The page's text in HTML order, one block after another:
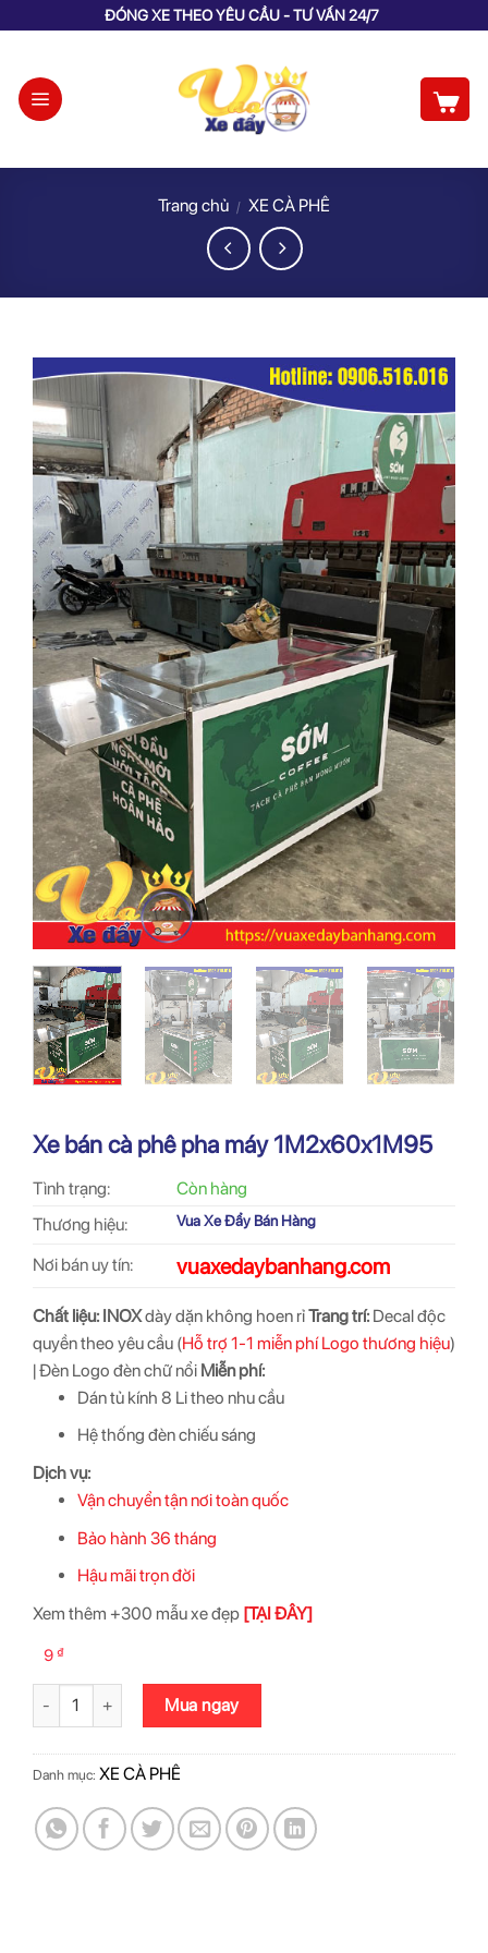
ĐÓNG XE THEO YÊU CẦU - TƯ VẤN 24/7
Trang chủ / XE CÀ PHÊ
Xe bán cà phê pha máy 1M2x60x1M95
Tình trạng:
Còn hàng
Thương hiệu:
Vua Xe Đẩy Bán Hàng
Nơi bán uy tín: vuaxedaybanhang.com
Chất liệu: INOXdày dặn không hoen rỉTrang trí: Decal độc
quyền theo yêu cầu (Hỗ trợ 1-1 miễn phí Logo thương hiệu)
| Đèn Logo đèn chữ nổi Miễn phí:
Dán tủ kính 8 Li theo nhu cầu
Hệ thống đèn chiếu sáng
Dịch vụ:
Vận chuyển tận nơi toàn quốc
Bảo hành 36 tháng
Hậu mãi trọn đời
Xem thêm +300 mẫu xe đẹp [TẠI ĐÂY]
9 ₫
Xe bán cà phê pha máy 1M2x60x1M95 số lượng
Mua ngay
Danh mục: XE CÀ PHÊ